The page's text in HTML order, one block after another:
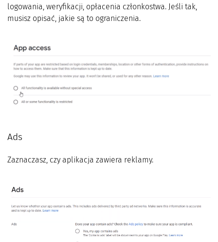
logowania, weryfikacji, opłacenia członkostwa. Jeśli tak,
musisz opisać, jakie są to ograniczenia.
Ads
Zaznaczasz, czy aplikacja zawiera reklamy.